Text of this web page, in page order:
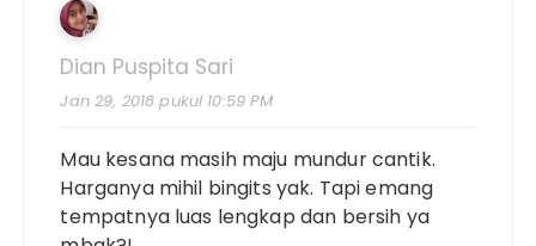
Dian Puspita Sari
Jan 29, 2018 pukul 10:59 PM
Mau kesana masih maju mundur cantik.
Harganya mihil bingits yak. Tapi emang
tempatnya luas lengkap dan bersih ya